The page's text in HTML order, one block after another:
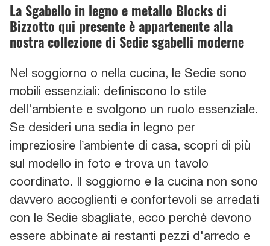
La Sgabello in legno e metallo Blocks di
Bizzotto qui presente è appartenente alla
nostra collezione di Sedie sgabelli moderne
Nel soggiorno o nella cucina, le Sedie sono
mobili essenziali: definiscono lo stile
dell'ambiente e svolgono un ruolo essenziale.
Se desideri una sedia in legno per
impreziosire l’ambiente di casa, scopri di più
sul modello in foto e trova un tavolo
coordinato. Il soggiorno e la cucina non sono
davvero accoglienti e confortevoli se arredati
con le Sedie sbagliate, ecco perché devono
essere abbinate ai restanti pezzi d'arredo e